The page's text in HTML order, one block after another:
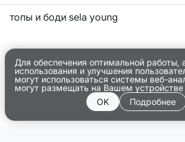
топы и боди sela young
Для обеспечения оптимальной работы,
использования и улучшения
могут использоваться системы веб-
могут размещать на Вашем
OK
Подробнее